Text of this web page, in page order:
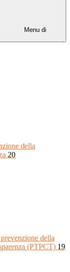
Menu di
della
20
della
(PTPCT) 19